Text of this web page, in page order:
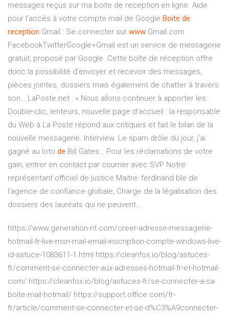
messages reçus sur ma boite de reception en ligne. Aide
pour l'accès à votre compte mail de Google Boite de
reception Gmail : Se connecter sur www.Gmail.com
FacebookTwitterGoogle+Gmail est un service de messagerie
gratuit, proposé par Google. Cette boîte de réception offre
donc la possibilité d’envoyer et recevoir des messages,
pièces jointes, dossiers mais également de chatter à travers
son… LaPoste.net : « Nous allons continuer à apporter les…
Double-clic, lenteurs, nouvelle page d'accueil : la responsable
du Web à La Poste répond aux critiques et fait le bilan de la
nouvelle messagerie. Interview. Le spam drôle du jour, j'ai
gagné au loto de Bill Gates… Pour les réclamations de votre
gain, entrer en contact par courrier avec SVP Notre
représentant officiel de justice Maitre: ferdinand ble de
l'agence de confiance globale, Charge de la légalisation des
dossiers des lauréats qui ne peuvent…
https://www.generation-nt.com/creer-adresse-messagerie-
hotmail-fr-live-msn-mail-email-inscription-compte-windows-live-
id-astuce-1083611-1.html https://cleanfox.io/blog/astuces-
fr/comment-se-connecter-aux-adresses-hotmail-fr-et-hotmail-
com/ https://cleanfox.io/blog/astuces-fr/se-connecter-a-sa-
boite-mail-hotmail/ https://support.office.com/fr-
fr/article/comment-se-connecter-et-se-d%C3%A9connecter-